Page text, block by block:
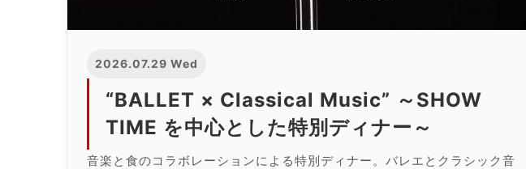
2026.07.29 Wed
“BALLET × Classical Music” ～SHOW
TIME を中心とした特別ディナー～
音楽と食のコラボレーションによる特別ディナー。バレエとクラシック音